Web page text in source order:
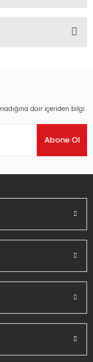
dair içeriden bilgi.
Abone Ol